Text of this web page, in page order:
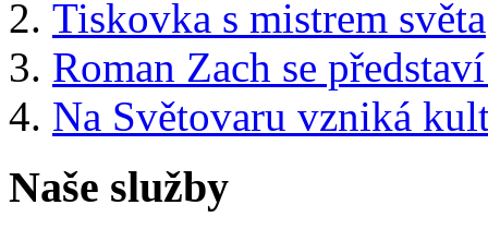
Tiskovka s mistrem světa
Roman Zach se
Na Světovaru vzniká
Naše služby